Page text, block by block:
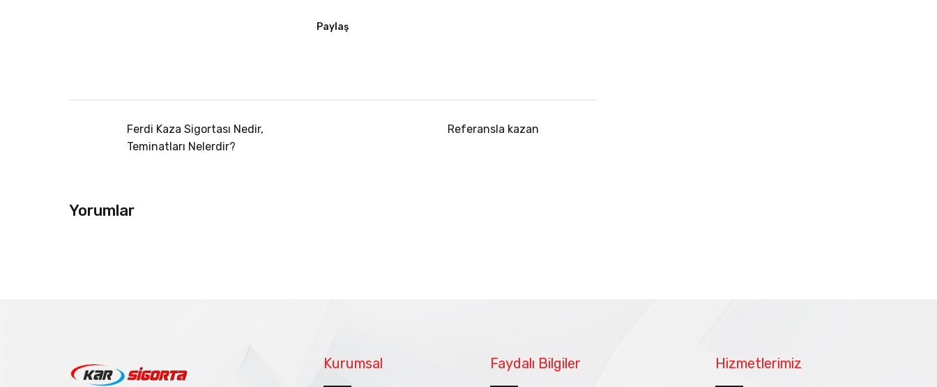
Paylaş
Ferdi Kaza Sigortası Nedir,
Teminatları Nelerdir?
Referansla kazan
Yorumlar
Kurumsal Faydalı Bilgiler Hizmetlerimiz